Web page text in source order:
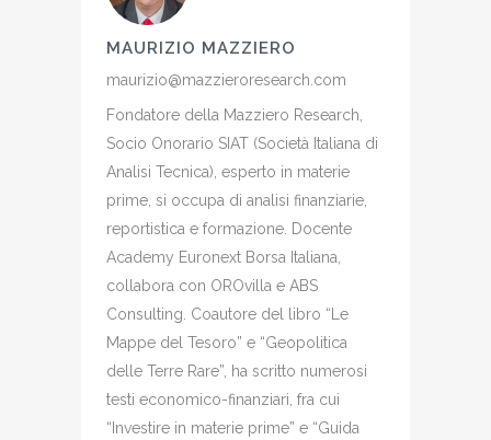
MAURIZIO MAZZIERO
maurizio@mazzieroresearch.com
Fondatore della Mazziero Research,
Socio Onorario SIAT (Società Italiana di
Analisi Tecnica), esperto in materie
prime, si occupa di analisi finanziarie,
reportistica e formazione. Docente
Academy Euronext Borsa Italiana,
collabora con OROvilla e ABS
Consulting. Coautore del libro “Le
Mappe del Tesoro” e “Geopolitica
delle Terre Rare”, ha scritto numerosi
testi economico-finanziari, fra cui
“Investire in materie prime” e “Guida